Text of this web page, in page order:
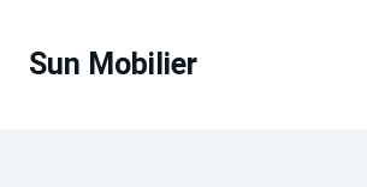
contenu
Sun Mobilier